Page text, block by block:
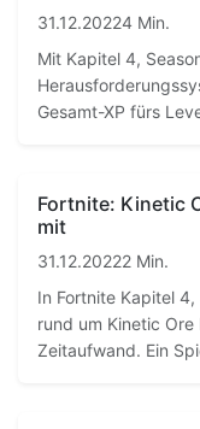
31.12.20224 Min.
Mit Kapitel 4,
Gesamt-XP fürs
Fortnite: Kinetic
mit
31.12.20222 Min.
In Fortnite Kapitel
rund um Kinetic
Zeitaufwand. Ein